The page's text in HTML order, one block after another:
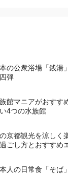
の公衆浴場「銭湯
弾
館マニアがおすす
4つの水族館
京都観光を涼しく
ごし方とおすすめ
人の日常食「そば